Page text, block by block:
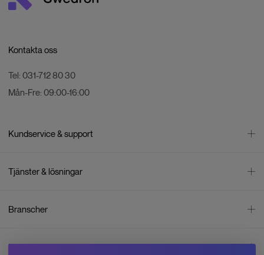
Kontakta oss
Tel: 031-712 80 30
Mån-Fre: 09:00-16:00
Kundservice & support
Leverans
Reklamation & återköp
Integritetspolicy
Tjänster & lösningar
Företagsrådgivning
Företagsleasing
Branscher
Inspiration